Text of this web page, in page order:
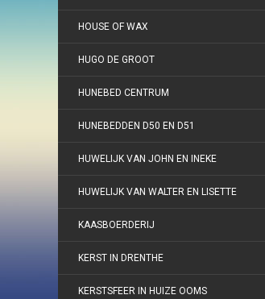
HOUSE OF WAX
HUGO DE GROOT
HUNEBED CENTRUM
HUNEBEDDEN D50 EN D51
HUWELIJK VAN JOHN EN INEKE
HUWELIJK VAN WALTER EN LISETTE
KAASBOERDERIJ
KERST IN DRENTHE
KERSTSFEER IN HUIZE OOMS